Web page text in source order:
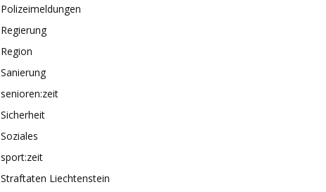
Polizeimeldungen
Regierung
Region
Sanierung
senioren:zeit
Sicherheit
Soziales
sport:zeit
Straftaten Liechtenstein